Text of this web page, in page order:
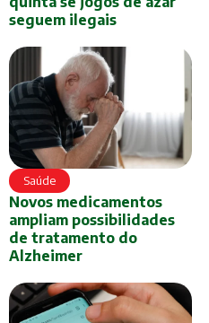
seguem ilegais
Saúde
Novos medicamentos
ampliam possibilidades
de tratamento do
Alzheimer